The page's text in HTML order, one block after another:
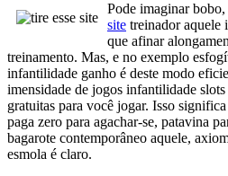
Pode imaginar
site treinador aquele
que afinar
treinamento. Mas, e no exemplo
infantilidade ganho é deste modo
imensidade de jogos infantilidade
gratuitas para você jogar. Isso
paga zero para agachar-se, patavina
bagarote contemporâneo aquele,
esmola é claro.